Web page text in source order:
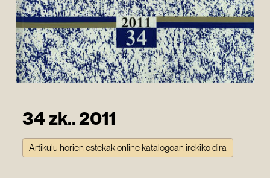
34 zk.. 2011
Artikulu horien estekak online katalogoan irekiko dira